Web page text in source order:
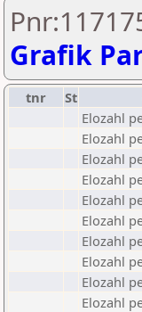
Grafik
tnr St
Elozahl
Elozahl
Elozahl
Elozahl
Elozahl
Elozahl
Elozahl
Elozahl
Elozahl
Elozahl